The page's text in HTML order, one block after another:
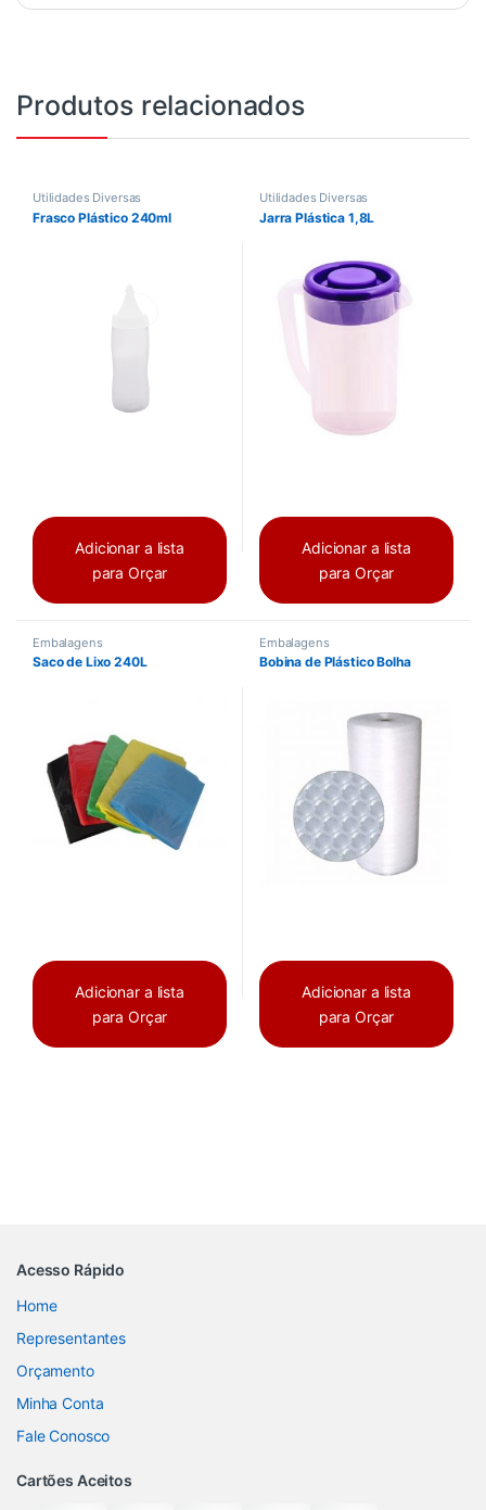
Produtos relacionados
Utilidades Diversas
Frasco Plástico 240ml
Adicionar a lista
para Orçar
Utilidades Diversas
Jarra Plástica 1,8L
Adicionar a lista
para Orçar
Embalagens
Saco de Lixo 240L
Adicionar a lista
para Orçar
Embalagens
Bobina de Plástico Bolha
Adicionar a lista
para Orçar
Acesso Rápido
Home
Representantes
Orçamento
Minha Conta
Fale Conosco
Cartões Aceitos